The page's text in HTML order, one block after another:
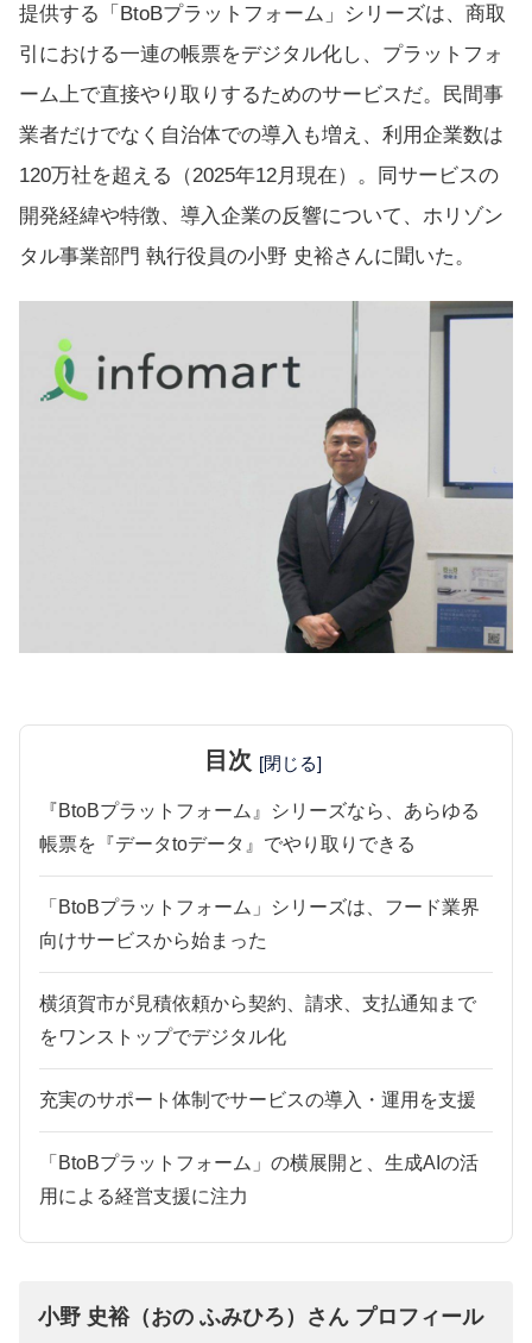
提供する「BtoBプラットフォーム」シリーズは、商取
引における一連の帳票をデジタル化し、プラットフォ
ーム上で直接やり取りするためのサービスだ。民間事
業者だけでなく自治体での導入も増え、利用企業数は
120万社を超える（2025年12月現在）。同サービスの
開発経緯や特徴、導入企業の反響について、​​ホリゾン
タル事業部門 ​​執行役員​​​の小野 史裕さんに聞いた。
目次 [閉じる]
『BtoBプラットフォーム』シリーズなら、あらゆる
帳票を『データtoデータ』でやり取りできる
「BtoBプラットフォーム」シリーズは、フード業界
向けサービスから始まった
横須賀市が見積依頼から契約、請求、支払通知まで
をワンストップでデジタル化
充実のサポート体制でサービスの導入・運用を支援
「BtoBプラットフォーム」の横展開と、生成AIの活
用による経営支援に注力
小野 史裕（おの ふみひろ）さん プロフィール